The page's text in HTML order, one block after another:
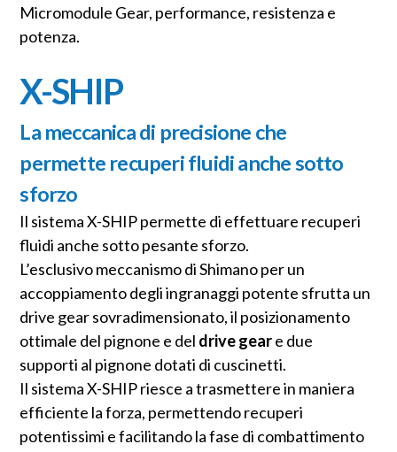
Micromodule Gear, performance, resistenza e
potenza.
X-SHIP
La meccanica di precisione che
permette recuperi fluidi anche sotto
sforzo
Il sistema X-SHIP permette di effettuare recuperi
fluidi anche sotto pesante sforzo.
L’esclusivo meccanismo di Shimano per un
accoppiamento degli ingranaggi potente sfrutta un
drive gear sovradimensionato, il posizionamento
ottimale del pignone e del drive geare due
supporti al pignone dotati di cuscinetti.
Il sistema X-SHIP riesce a trasmettere in maniera
efficiente la forza, permettendo recuperi
potentissimi e facilitando la fase di combattimento